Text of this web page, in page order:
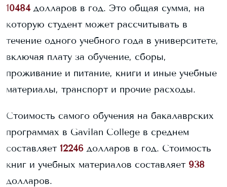
10484 долларов в год. Это общая сумма, на
которую студент может рассчитывать в
течение одного учебного года в университете,
включая плату за обучение, сборы,
проживание и питание, книги и иные учебные
материалы, транспорт и прочие расходы.
Стоимость самого обучения на бакалаврских
программах в Gavilan College в среднем
составляет 12246 долларов в год. Стоимость
книг и учебных материалов составляет 938
долларов.